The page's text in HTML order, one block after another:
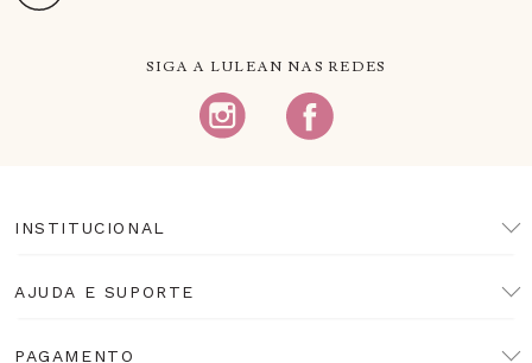
SIGA A LULEAN NAS REDES
INSTITUCIONAL
AJUDA E SUPORTE
PAGAMENTO